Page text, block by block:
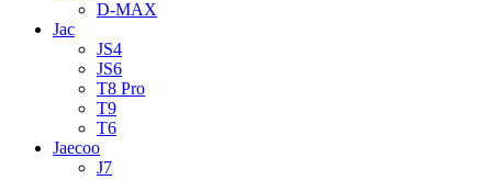
D-MAX
Jac
JS4
JS6
T8 Pro
T9
T6
Jaecoo
J7